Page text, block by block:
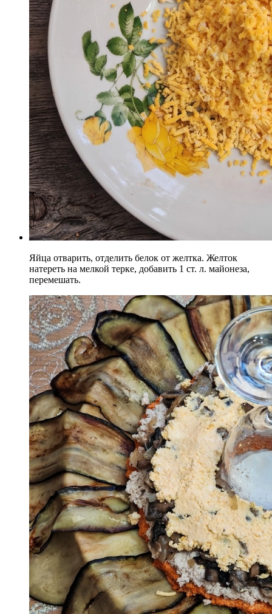
Яйца отварить, отделить белок от желтка. Желток
натереть на мелкой терке, добавить 1 ст. л. майонеза,
перемешать.